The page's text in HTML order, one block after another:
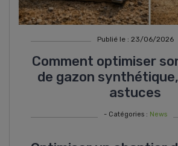
Publié le : 23/06/2026
Comment optimiser
de gazon
astuces
- Catégories : News